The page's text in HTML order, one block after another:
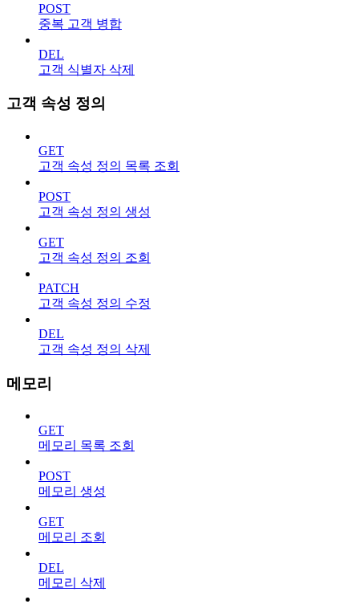
POST
중복 고객 병합
DEL
고객 식별자 삭제
고객 속성 정의
GET
고객 속성 정의 목록 조회
POST
고객 속성 정의 생성
GET
고객 속성 정의 조회
PATCH
고객 속성 정의 수정
DEL
고객 속성 정의 삭제
메모리
GET
메모리 목록 조회
POST
메모리 생성
GET
메모리 조회
DEL
메모리 삭제